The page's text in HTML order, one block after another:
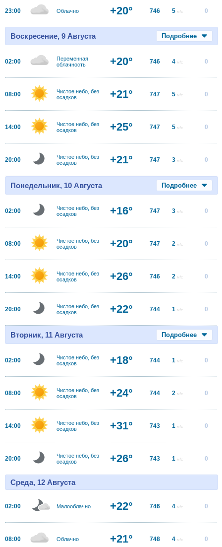
23:00 Облачно +20° 746 5 м/с 0
Воскресение, 9 Августа Подробнее
02:00
Переменная
облачность
+20° 746 4 м/с 0
08:00
Чистое небо, без
осадков
+21° 747 5 м/с 0
14:00
Чистое небо, без
осадков
+25° 747 5 м/с 0
20:00
Чистое небо, без
осадков
+21° 747 3 м/с 0
Понедельник, 10 Августа Подробнее
02:00
Чистое небо, без
осадков
+16° 747 3 м/с 0
08:00
Чистое небо, без
осадков
+20° 747 2 м/с 0
14:00
Чистое небо, без
осадков
+26° 746 2 м/с 0
20:00
Чистое небо, без
осадков
+22° 744 1 м/с 0
Вторник, 11 Августа Подробнее
02:00
Чистое небо, без
осадков
+18° 744 1 м/с 0
08:00
Чистое небо, без
осадков
+24° 744 2 м/с 0
14:00
Чистое небо, без
осадков
+31° 743 1 м/с 0
20:00
Чистое небо, без
осадков
+26° 743 1 м/с 0
Среда, 12 Августа
02:00 Малооблачно +22° 746 4 м/с 0
08:00 Облачно +21° 748 4 м/с 0